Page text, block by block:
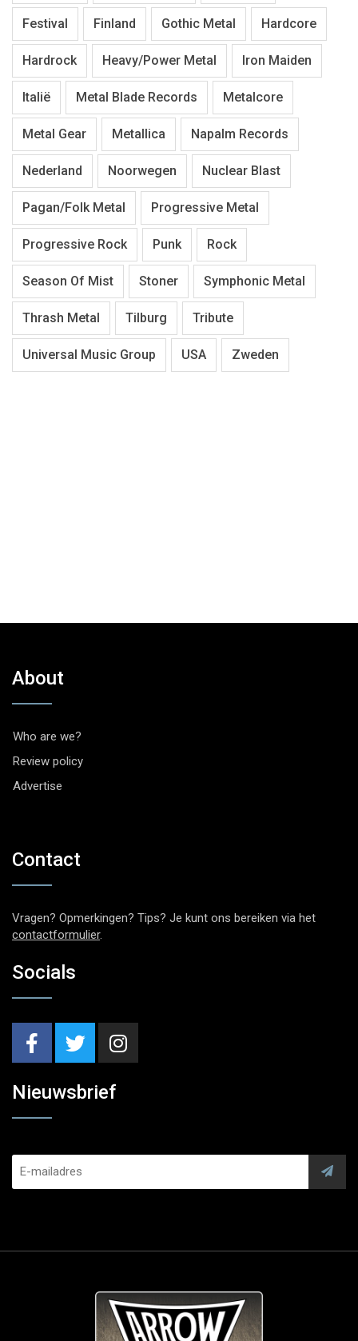
Festival Finland Gothic Metal Hardcore
Hardrock Heavy/Power Metal Iron Maiden
Italië Metal Blade Records Metalcore
Metal Gear Metallica Napalm Records
Nederland Noorwegen Nuclear Blast
Pagan/Folk Metal Progressive Metal
Progressive Rock Punk Rock
Season Of Mist Stoner Symphonic Metal
Thrash Metal Tilburg Tribute
Universal Music Group USA Zweden
About
Who are we?
Review policy
Advertise
Contact
Vragen? Opmerkingen? Tips? Je kunt ons bereiken via het
contactformulier.
Socials
Nieuwsbrief